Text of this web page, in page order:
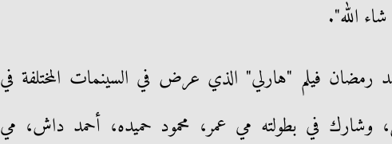
الله".
رمضان فيلم "هارلي" الذي عرض في السينمات المختلفة في
وشارك في بطولته مي عمر، محمود حميده، أحمد داش، مي